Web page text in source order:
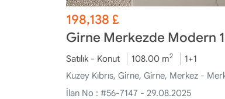
198,138£
Girne Merkezde Modern
Satılık - Konut 108.00 m2
1+1
Kuzey Kıbrıs, Girne, Girne, Merkez -
İlan No : #56-7147 - 29.08.2025